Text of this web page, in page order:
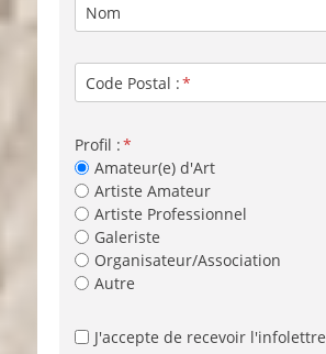
Nom
Code Postal :
Profil :
Amateur(e) d'Art
Artiste Amateur
Artiste Professionnel
Galeriste
Organisateur/Association
Autre
J'accepte de recevoir l'infolettre